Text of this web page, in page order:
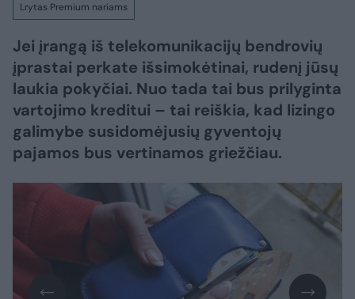
Lrytas Premium nariams
Jei įrangą iš telekomunikacijų bendrovių
įprastai perkate išsimokėtinai, rudenį jūsų
laukia pokyčiai. Nuo tada tai bus prilyginta
vartojimo kreditui – tai reiškia, kad lizingo
galimybe susidomėjusių gyventojų
pajamos bus vertinamos griežčiau.